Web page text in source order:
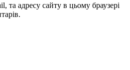
та адресу сайту в цьому браузері